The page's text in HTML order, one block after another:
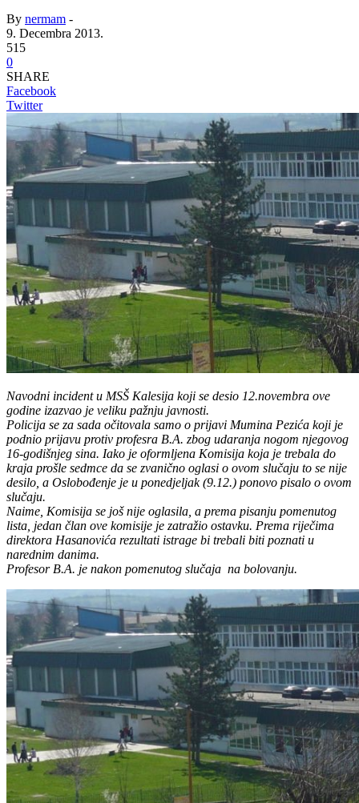
By nermam -
9. Decembra 2013.
515
0
SHARE
Facebook
Twitter
Navodni incident u MSŠ Kalesija koji se desio 12.novembra ove
godine izazvao je veliku pažnju javnosti.
Policija se za sada očitovala samo o prijavi Mumina Pezića koji je
podnio prijavu protiv profesra B.A. zbog udaranja nogom njegovog
16-godišnjeg sina. Iako je oformljena Komisija koja je trebala do
kraja prošle sedmce da se zvanično oglasi o ovom slučaju to se nije
desilo, a Oslobođenje je u ponedjeljak (9.12.) ponovo pisalo o ovom
slučaju.
Naime, Komisija se još nije oglasila, a prema pisanju pomenutog
lista, jedan član ove komisije je zatražio ostavku. Prema riječima
direktora Hasanovića rezultati istrage bi trebali biti poznati u
narednim danima.
Profesor B.A. je nakon pomenutog slučaja na bolovanju.